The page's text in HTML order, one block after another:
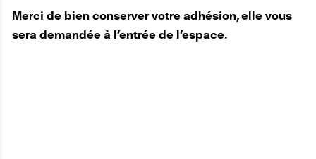
Merci de bien conserver votre adhésion, elle vous
sera demandée à l'entrée de l'espace.